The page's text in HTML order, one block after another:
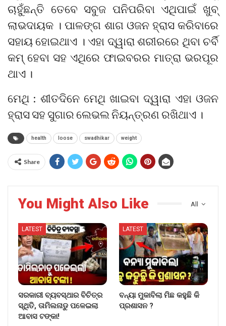
ଚାହୁଁଛନ୍ତି ତେବେ ସବୁଜ ପନିପରିବା ଏଥିପାଇଁ ଖୁବ୍
ଲାଭଦାୟକ । ପାଳଙ୍ଗ ଶାଗ ଓଜନ ହ୍ରାସ କରିବାରେ
ସହାୟ ହୋଇଥାଏ । ଏହା ଦ୍ୱାରା ଶରୀରରେ ଥିବା ଚର୍ବି
କମ୍ ହେବା ସହ ଏଥିରେ ଫାଇବରର ମାତ୍ରା ଭରପୂର
ଥାଏ ।
ମେଥି : ଶୀତଦିନେ ମେଥି ଖାଇବା ଦ୍ୱାରା ଏହା ଓଜନ
ହ୍ରାସ ସହ ସୁଗାର ଲେଭଲ ନିୟନ୍ତ୍ରଣ ରଖିଥାଏ ।
health loose swadhikar weight
Share
All
You Might Also Like
LATEST
ସରକାରୀ ବ୍ୟବସ୍ଥାର ବିଚିତ୍ର
ସ୍ଥିତି, ତାମିଲନାଡୁ ପଳେଇଲା
ଆବାସ ଟଙ୍କା!
LATEST
ବନ୍ୟା ମୁକାବିଲା ମିଛ କହୁଛି କି
ପ୍ରଶାସନ ?